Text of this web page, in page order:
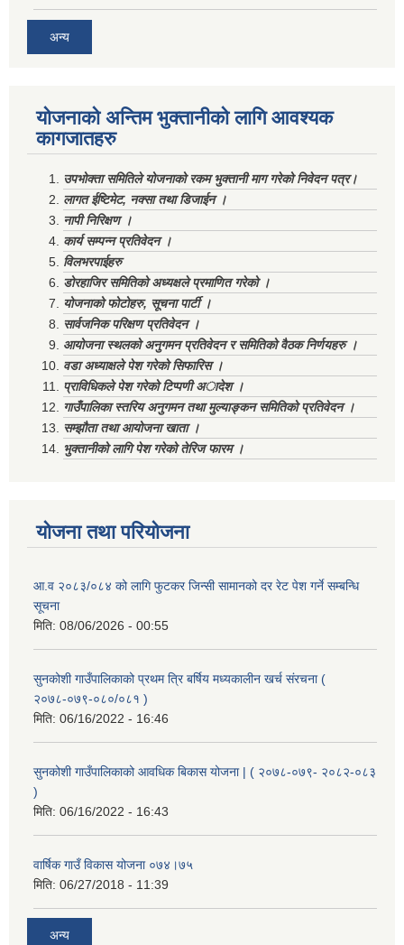
अन्य
योजनाको अन्तिम भुक्तानीको लागि आवश्यक
कागजातहरु
उपभोक्ता समितिले योजनाको रकम भुक्तानी माग गरेको निवेदन पत्र।
लागत ईष्टिमेट, नक्सा तथा डिजाईन ।
नापी निरिक्षण ।
कार्य सम्पन्न प्रतिवेदन ।
विलभरपाईहरु
डोरहाजिर समितिको अध्यक्षले प्रमाणित गरेको ।
योजनाको फोटोहरु, सूचना पार्टी ।
सार्वजनिक परिक्षण प्रतिवेदन ।
आयोजना स्थलको अनुगमन प्रतिवेदन र समितिको वैठक निर्णयहरु ।
वडा अध्याक्षले पेश गरेको सिफारिस ।
प्राविधिकले पेश गरेको टिप्पणी अादेश ।
गाउँपालिका स्तरिय अनुगमन तथा मुल्याङ्कन समितिको प्रतिवेदन ।
सम्झौता तथा आयोजना खाता ।
भुक्तानीको लागि पेश गरेको तेरिज फारम ।
योजना तथा परियोजना
आ.व २०८३/०८४ को लागि फुटकर जिन्सी सामानको दर रेट पेश गर्ने सम्बन्धि
सूचना
मिति: 08/06/2026 - 00:55
सुनकोशी गाउँपालिकाको प्रथम त्रि बर्षिय मध्यकालीन खर्च संरचना (
२०७८-०७९-०८०/०८१ )
मिति: 06/16/2022 - 16:46
सुनकोशी गाउँपालिकाको आवधिक बिकास योजना | ( २०७८-०७९- २०८२-०८३
)
मिति: 06/16/2022 - 16:43
वार्षिक गाउँ विकास योजना ०७४।७५
मिति: 06/27/2018 - 11:39
अन्य